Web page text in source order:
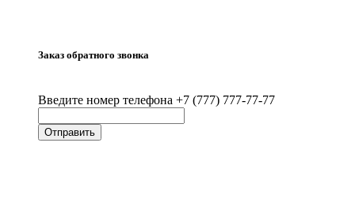
Заказ обратного звонка
Введите номер телефона +7 (777) 777-77-77
Отправить